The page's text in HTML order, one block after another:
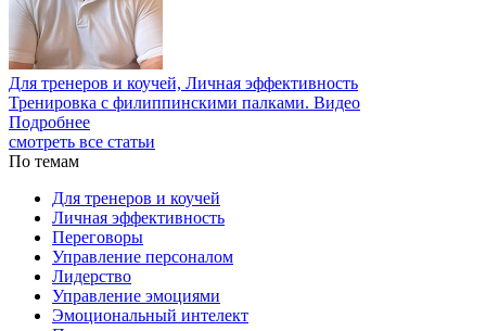
Для тренеров и коучей, Личная эффективность
Тренировка с филиппинскими палками. Видео
Подробнее
смотреть все статьи
По темам
Для тренеров и коучей
Личная эффективность
Переговоры
Управление персоналом
Лидерство
Управление эмоциями
Эмоциональный интелект